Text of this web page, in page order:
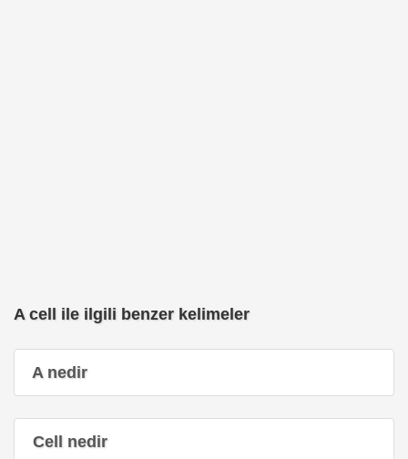
A cell ile ilgili benzer kelimeler
A nedir
Cell nedir